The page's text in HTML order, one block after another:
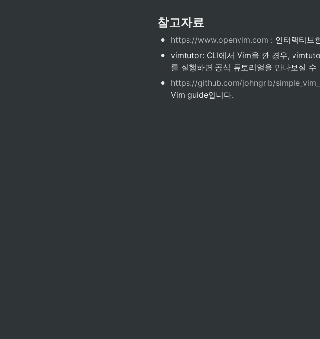
참고자료
• https://www.openvim.com : 인터랙티브
• vimtutor: CLI에서 Vim을 깐 경우,
를 실행하면 공식 튜토리얼을 만나보실 수
• https://github.com/johngrib/
Vim guide입니다.